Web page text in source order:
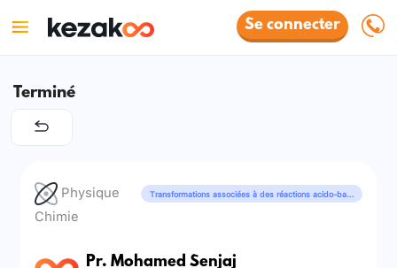
Se connecter
Terminé
Physique
Chimie
Transformations associées à des réactions acido-basiques
Pr. Mohamed Senjaj